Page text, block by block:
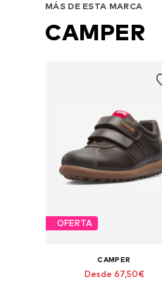
MÁS DE ESTA MARCA
CAMPER
OFERTA
CAMPER
Desde 67,50€